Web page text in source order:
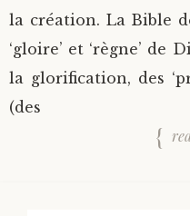
la création. La Bible
‘gloire’ et ‘règne’
la glorification, des
(des